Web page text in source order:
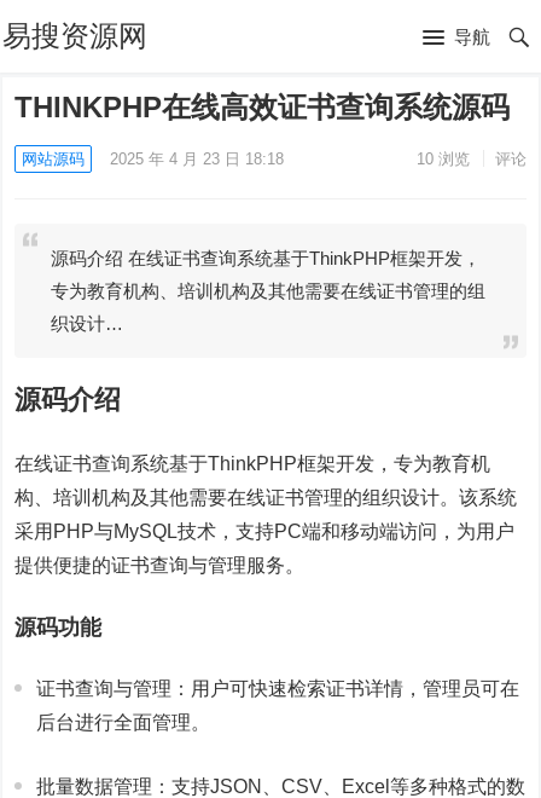
易搜资源网 导航
THINKPHP在线高效证书查询系统源码
网站源码 2025 年 4 月 23 日 18:18 10浏览 评论
源码介绍 在线证书查询系统基于ThinkPHP框架开发，
专为教育机构、培训机构及其他需要在线证书管理的组
织设计…
源码介绍
在线证书查询系统基于ThinkPHP框架开发，专为教育机
构、培训机构及其他需要在线证书管理的组织设计。该系统
采用PHP与MySQL技术，支持PC端和移动端访问，为用户
提供便捷的证书查询与管理服务。
源码功能
证书查询与管理：用户可快速检索证书详情，管理员可在
后台进行全面管理。
批量数据管理：支持JSON、CSV、Excel等多种格式的数